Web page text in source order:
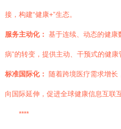
接，构建“健康+”生态。
服务主动化： 基于连续、动态的健康
病”的转变，提供主动、干预式的健康
标准国际化： 随着跨境医疗需求增
向国际延伸，促进全球健康信息互联互
****